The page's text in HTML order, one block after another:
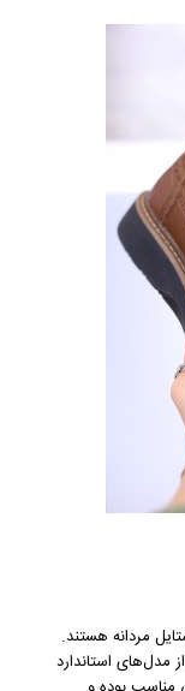
مردانه هستند.
مدل‌های استاندارد